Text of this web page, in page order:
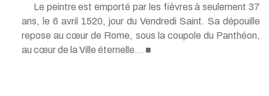
Le peintre est emporté par les fièvres à seulement 37
ans, le 6 avril 1520, jour du Vendredi Saint. Sa dépouille
repose au cœur de Rome, sous la coupole du Panthéon,
au cœur de la Ville éternelle... ■